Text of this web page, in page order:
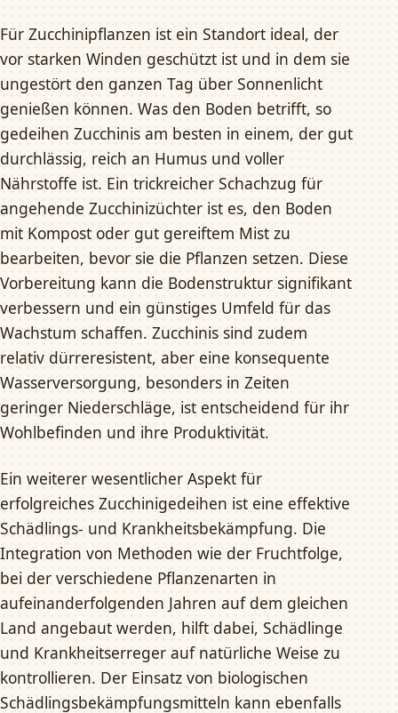
Für Zucchinipflanzen ist ein Standort ideal, der
vor starken Winden geschützt ist und in dem sie
ungestört den ganzen Tag über Sonnenlicht
genießen können. Was den Boden betrifft, so
gedeihen Zucchinis am besten in einem, der gut
durchlässig, reich an Humus und voller
Nährstoffe ist. Ein trickreicher Schachzug für
angehende Zucchinizüchter ist es, den Boden
mit Kompost oder gut gereiftem Mist zu
bearbeiten, bevor sie die Pflanzen setzen. Diese
Vorbereitung kann die Bodenstruktur signifikant
verbessern und ein günstiges Umfeld für das
Wachstum schaffen. Zucchinis sind zudem
relativ dürreresistent, aber eine konsequente
Wasserversorgung, besonders in Zeiten
geringer Niederschläge, ist entscheidend für ihr
Wohlbefinden und ihre Produktivität.
Ein weiterer wesentlicher Aspekt für
erfolgreiches Zucchinigedeihen ist eine effektive
Schädlings- und Krankheitsbekämpfung. Die
Integration von Methoden wie der Fruchtfolge,
bei der verschiedene Pflanzenarten in
aufeinanderfolgenden Jahren auf dem gleichen
Land angebaut werden, hilft dabei, Schädlinge
und Krankheitserreger auf natürliche Weise zu
kontrollieren. Der Einsatz von biologischen
Schädlingsbekämpfungsmitteln kann ebenfalls